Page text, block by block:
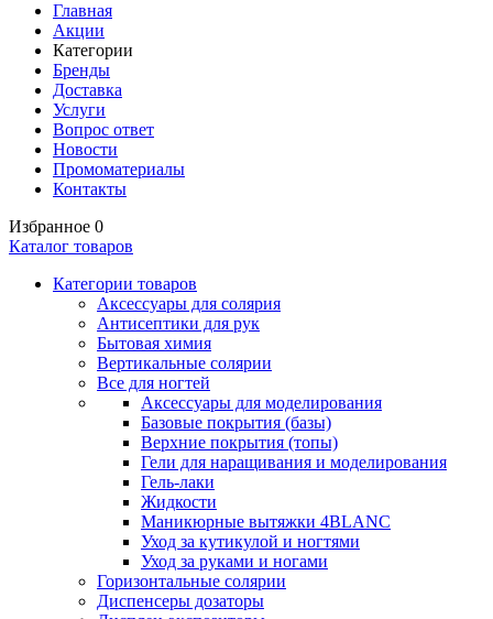
Главная
Акции
Категории
Бренды
Доставка
Услуги
Вопрос ответ
Новости
Промоматериалы
Контакты
Избранное 0
Каталог товаров
Категории товаров
Аксессуары для солярия
Антисептики для рук
Бытовая химия
Вертикальные солярии
Все для ногтей
Аксессуары для моделирования
Базовые покрытия (базы)
Верхние покрытия (топы)
Гели для наращивания и моделирования
Гель-лаки
Жидкости
Маникюрные вытяжки 4BLANC
Уход за кутикулой и ногтями
Уход за руками и ногами
Горизонтальные солярии
Диспенсеры дозаторы